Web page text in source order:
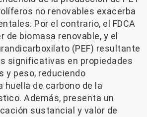
no renovables exacerba
Por el contrario, el FDCA
de biomasa renovable, y el
(PEF) resultante
significativas en propiedades
y peso, reduciendo
de carbono de la
Además, presenta un
sustancial y valor de